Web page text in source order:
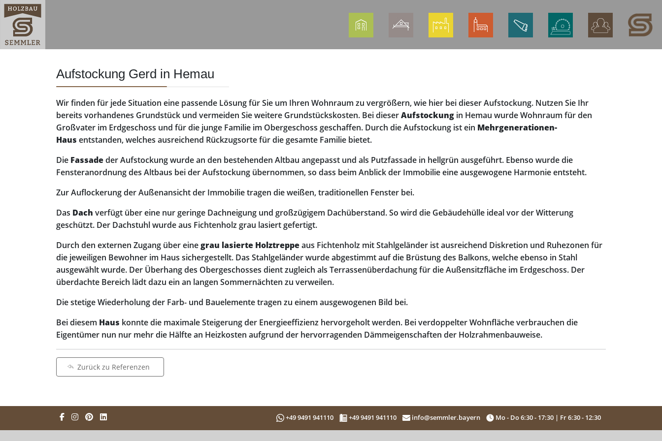
Aufstockung Gerd in Hemau
Wir finden für jede Situation eine passende Lösung für Sie um Ihren Wohnraum zu vergrößern, wie hier bei dieser Aufstockung. Nutzen Sie Ihr
bereits vorhandenes Grundstück und vermeiden Sie weitere Grundstückskosten. Bei dieserAufstockung in Hemau wurde Wohnraum für den
Großvater im Erdgeschoss und für die junge Familie im Obergeschoss geschaffen. Durch die Aufstockung ist ein Mehrgenerationen-
Haus entstanden, welches ausreichend Rückzugsorte für die gesamte Familie bietet.
Die Fassadeder Aufstockung wurde an den bestehenden Altbau angepasst und als Putzfassade in hellgrün ausgeführt. Ebenso wurde die
Fensteranordnung des Altbaus bei der Aufstockung übernommen, so dass beim Anblick der Immobilie eine ausgewogene Harmonie entsteht.
Zur Auflockerung der Außenansicht der Immobilie tragen die weißen, traditionellen Fenster bei.
Das Dach verfügt über eine nur geringe Dachneigung und großzügigem Dachüberstand. So wird die Gebäudehülle ideal vor der Witterung
geschützt. Der Dachstuhl wurde aus Fichtenholz grau lasiert gefertigt.
Durch den externen Zugang über einegrau lasierte Holztreppeaus Fichtenholz mit Stahlgeländer ist ausreichend Diskretion und Ruhezonen für
die jeweiligen Bewohner im Haus sichergestellt. Das Stahlgeländer wurde abgestimmt auf die Brüstung des Balkons, welche ebenso in Stahl
ausgewählt wurde. Der Überhang des Obergeschosses dient zugleich als Terrassenüberdachung für die Außensitzfläche im Erdgeschoss. Der
überdachte Bereich lädt dazu ein an langen Sommernächten zu verweilen.
Die stetige Wiederholung der Farb- und Bauelemente tragen zu einem ausgewogenen Bild bei.
Bei diesem Haus konnte die maximale Steigerung der Energieeffizienz hervorgeholt werden. Bei verdoppelter Wohnfläche verbrauchen die
Eigentümer nun nur mehr die Hälfte an Heizkosten aufgrund der hervorragenden Dämmeigenschaften der Holzrahmenbauweise.
Zurück zu Referenzen
+49 9491 941110 +49 9491 941110 info@semmler.bayern Mo - Do 6:30 - 17:30 | Fr 6:30 - 12:30